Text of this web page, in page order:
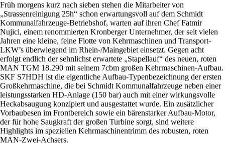
Früh morgens kurz nach sieben stehen die Mitarbeiter von
„Strassenreinigung 25h“ schon erwartungsvoll auf dem Schmidt
Kommunalfahrzeuge-Betriebshof, warten auf ihren Chef Fatmir
Nujici, einem renommierten Kronberger Unternehmer, der seit vielen
Jahren eine kleine, feine Flotte von Kehrmaschinen und Transport-
LKW’s überwiegend im Rhein-/Maingebiet einsetzt. Gegen acht
erfolgt endlich der sehnlichst erwartete „Stapellauf“ des neuen, roten
MAN TGM 18.290 mit seinem 7cbm großen Kehrmaschinen-Aufbau.
SKF S7HDH ist die eigentliche Aufbau-Typenbezeichnung der ersten
Großkehrmaschine, die bei Schmidt Kommunalfahrzeuge neben einer
leistungsstarken HD-Anlage (150 bar) auch mit einer wirkungsvolle
Heckabsaugung konzipiert und ausgestattet wurde. Ein zusätzlicher
Vorbaubesen im Frontbereich sowie ein bärenstarker Aufbau-Motor,
der für hohe Saugkraft der großen Turbine sorgt, sind weitere
Highlights im speziellen Kehrmaschinentrimm des robusten, roten
MAN-Zwei-Achsers.